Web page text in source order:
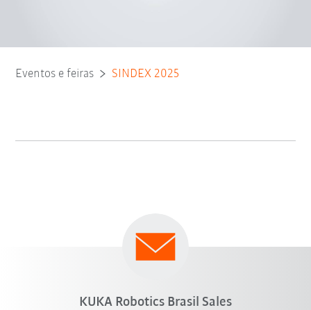
Eventos e feiras SINDEX 2025
KUKA Robotics Brasil Sales